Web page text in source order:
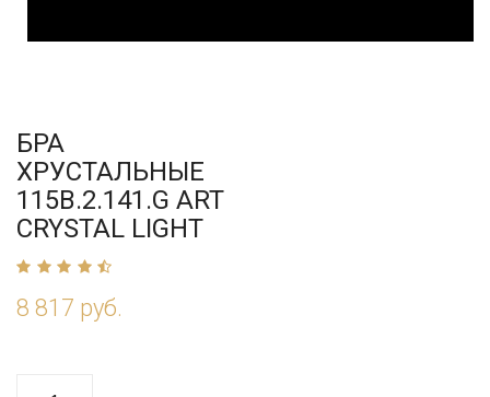
БРА
ХРУСТАЛЬНЫЕ
115B.2.141.G ART
CRYSTAL LIGHT
8 817 руб.